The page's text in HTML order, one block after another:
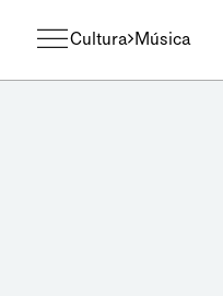
Cultura Música